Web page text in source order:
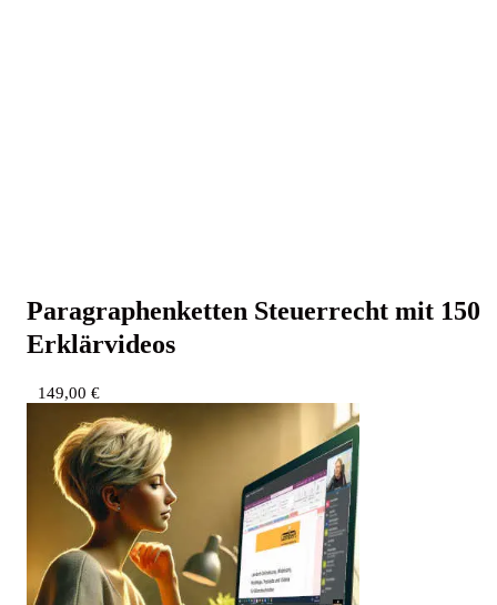
Para­gra­phen­ket­ten Steu­er­recht mit 150
Erklärvideos
149,00 €